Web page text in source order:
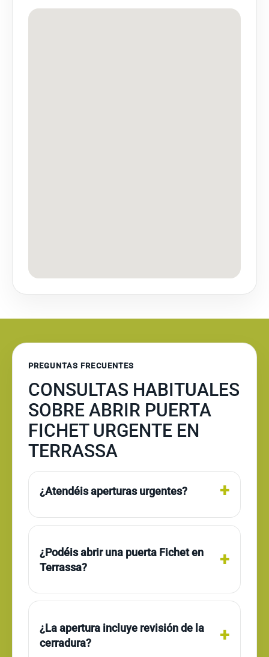
PREGUNTAS FRECUENTES
CONSULTAS HABITUALES
SOBRE ABRIR PUERTA
FICHET URGENTE EN
TERRASSA
¿Atendéis aperturas urgentes?
¿Podéis abrir una puerta Fichet en
Terrassa?
¿La apertura incluye revisión de la
cerradura?